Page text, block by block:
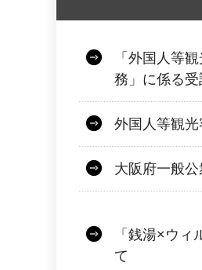
「外国人等
務」に係る
外国人等観
大阪府一般
「銭湯×ウ
て